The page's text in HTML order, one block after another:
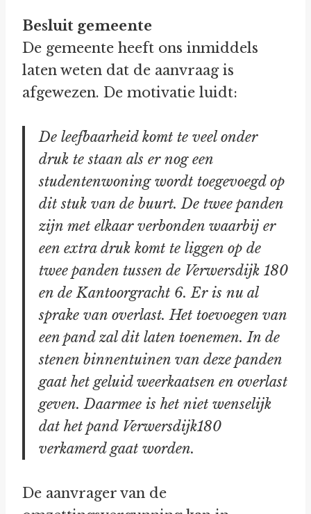
Besluit gemeente
De gemeente heeft ons inmiddels
laten weten dat de aanvraag is
afgewezen. De motivatie luidt:
De leefbaarheid komt te veel onder
druk te staan als er nog een
studentenwoning wordt toegevoegd op
dit stuk van de buurt. De twee panden
zijn met elkaar verbonden waarbij er
een extra druk komt te liggen op de
twee panden tussen de Verwersdijk 180
en de Kantoorgracht 6. Er is nu al
sprake van overlast. Het toevoegen van
een pand zal dit laten toenemen. In de
stenen binnentuinen van deze panden
gaat het geluid weerkaatsen en overlast
geven. Daarmee is het niet wenselijk
dat het pand Verwersdijk180
verkamerd gaat worden.
De aanvrager van de